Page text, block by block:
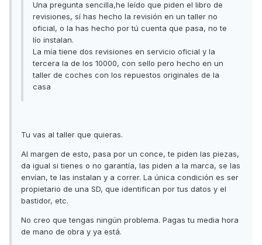
Una pregunta sencilla,he leído que piden el libro de
revisiones, sí has hecho la revisión en un taller no
oficial, o la has hecho por tú cuenta que pasa, no te
lío instalan.
La mía tiene dos revisiones en servicio oficial y la
tercera la de los 10000, con sello pero hecho en un
taller de coches con los repuestos originales de la
casa
Tu vas al taller que quieras.
Al margen de esto, pasa por un conce, te piden las piezas,
da igual si tienes o no garantía, las piden a la marca, se las
envían, te las instalan y a correr. La única condición es ser
propietario de una SD, que identifican por tus datos y el
bastidor, etc.
No creo que tengas ningún problema. Pagas tu media hora
de mano de obra y ya está.